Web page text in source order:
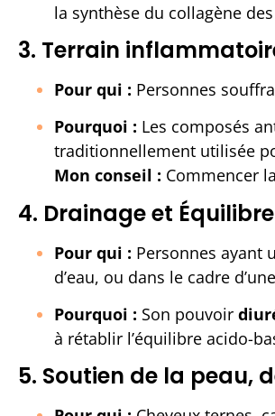
la synthèse du collagène
3. Terrain
Pour qui : Personnes
Pourquoi : Les composés
traditionnellement utilisée
Mon conseil : Commencer
4. Drainage et
Pour qui : Personnes ayant
d’eau, ou dans le cadre
Pourquoi : Son pouvoir
à rétablir l’équilibre acido-
5. Soutien de la peau,